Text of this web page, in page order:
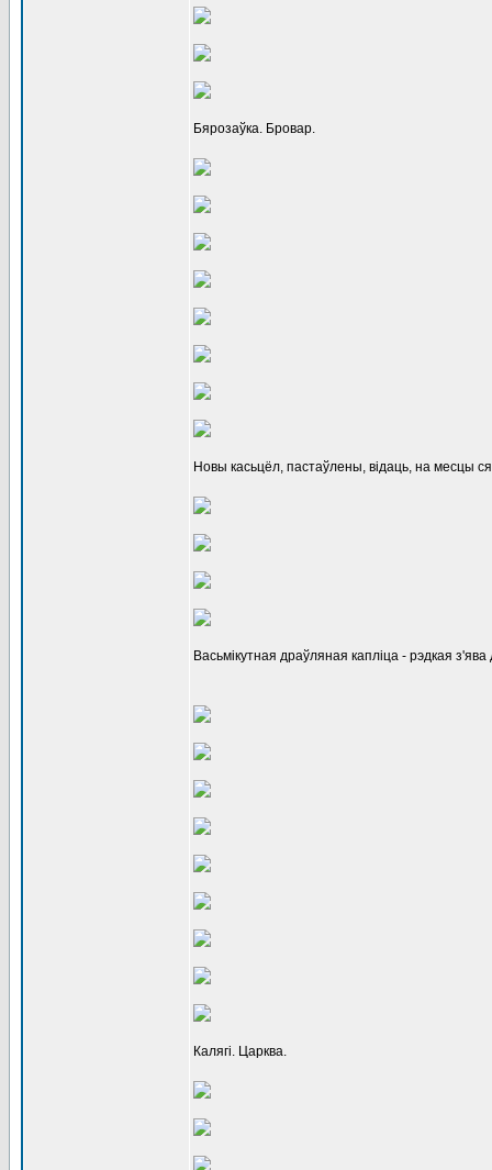
Бярозаўка. Бровар.
Новы касьцёл, пастаўлены, відаць, на месцы
Васьмікутная драўляная капліца - рэдкая з'ява
Калягі. Царква.